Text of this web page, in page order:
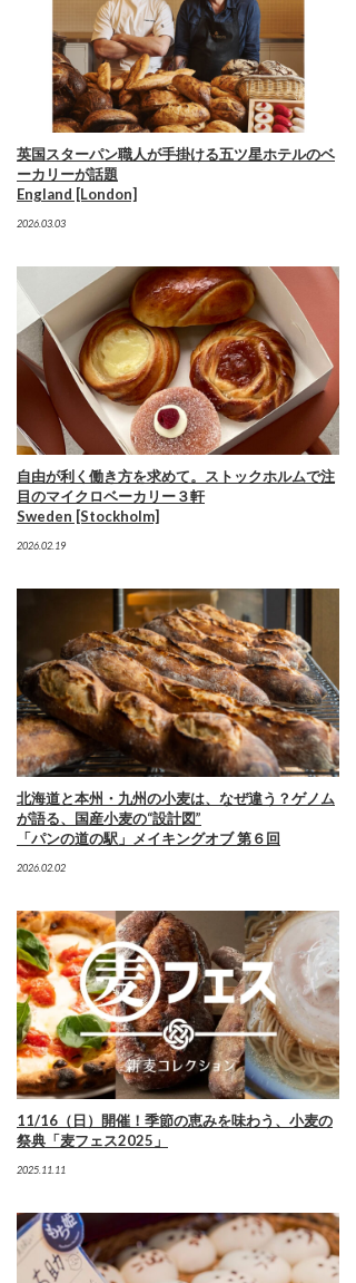
英国スターパン職人が手掛ける五ツ星ホテルのベ
ーカリーが話題
England [London]
2026.03.03
自由が利く働き方を求めて。ストックホルムで注
目のマイクロベーカリー３軒
Sweden [Stockholm]
2026.02.19
北海道と本州・九州の小麦は、なぜ違う？ゲノム
が語る、国産小麦の“設計図”
「パンの道の駅」メイキングオブ 第６回
2026.02.02
11/16（日）開催！季節の恵みを味わう、小麦の
祭典「麦フェス2025」
2025.11.11